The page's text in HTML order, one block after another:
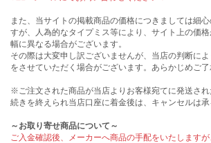
また、当サイトの掲載商品の価格につきましては細
すが、人為的なタイプミス等により、サイト上の価
幅に異なる場合がございます。
その際は大変申し訳ございませんが、当店の判断に
をさせていただく場合がございます。あらかじめご了
※ご注文された商品が当店よりお客様宛てに発送さ
続きを終えられ当店口座に着金後は、キャンセルは承
～お取り寄せ商品について～
ご入金確認後、メーカーへ商品の手配をいたします